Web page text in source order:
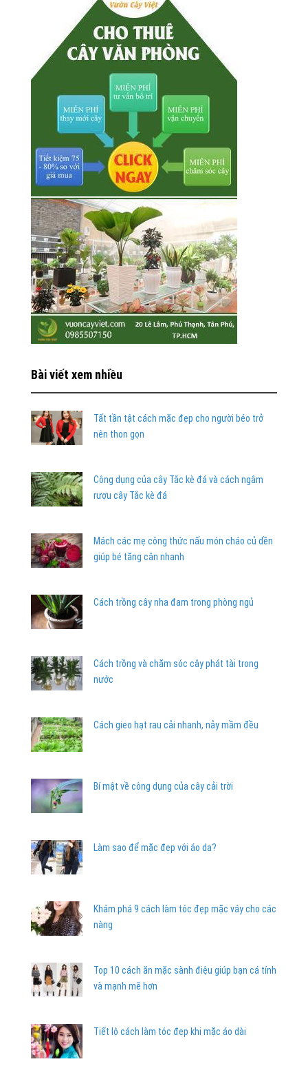
Bài viết xem nhiều
Tất tần tật cách mặc đẹp cho người béo trở
nên thon gọn
Công dụng của cây Tắc kè đá và cách ngâm
rượu cây Tắc kè đá
Mách các mẹ công thức nấu món cháo củ dền
giúp bé tăng cân nhanh
Cách trồng cây nha đam trong phòng ngủ
Cách trồng và chăm sóc cây phát tài trong
nước
Cách gieo hạt rau cải nhanh, nảy mầm đều
Bí mật về công dụng của cây cải trời
Làm sao để mặc đẹp với áo da?
Khám phá 9 cách làm tóc đẹp mặc váy cho các
nàng
Top 10 cách ăn mặc sành điệu giúp bạn cá tính
và mạnh mẽ hơn
Tiết lộ cách làm tóc đẹp khi mặc áo dài